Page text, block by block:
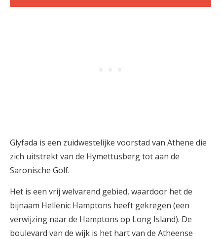
Glyfada is een zuidwestelijke voorstad van Athene die
zich uitstrekt van de Hymettusberg tot aan de
Saronische Golf.
Het is een vrij welvarend gebied, waardoor het de
bijnaam Hellenic Hamptons heeft gekregen (een
verwijzing naar de Hamptons op Long Island). De
boulevard van de wijk is het hart van de Atheense